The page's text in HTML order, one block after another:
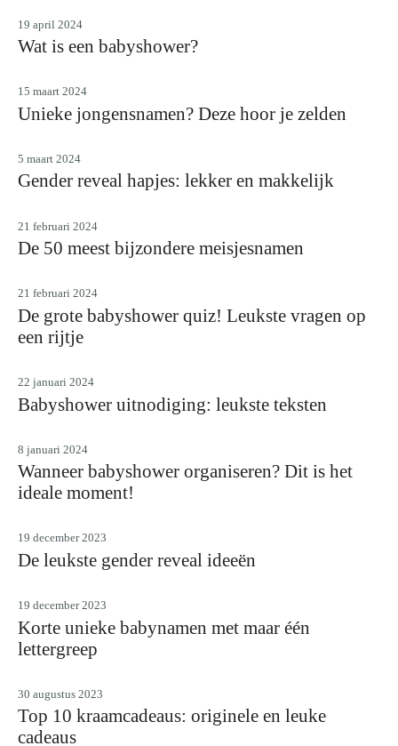
19 april 2024
Wat is een babyshower?
15 maart 2024
Unieke jongensnamen? Deze hoor je zelden
5 maart 2024
Gender reveal hapjes: lekker en makkelijk
21 februari 2024
De 50 meest bijzondere meisjesnamen
21 februari 2024
De grote babyshower quiz! Leukste vragen op
een rijtje
22 januari 2024
Babyshower uitnodiging: leukste teksten
8 januari 2024
Wanneer babyshower organiseren? Dit is het
ideale moment!
19 december 2023
De leukste gender reveal ideeën
19 december 2023
Korte unieke babynamen met maar één
lettergreep
30 augustus 2023
Top 10 kraamcadeaus: originele en leuke
cadeaus